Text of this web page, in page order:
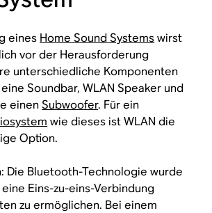
eines Home Sound Systemswirst
vor der Herausforderung
unterschiedliche Komponenten
Soundbar, WLAN Speaker und
einenSubwoofer. Für ein
wie dieses ist WLAN die
Option.
Die Bluetooth-Technologie wurde
Eins-zu-eins-Verbindung
zu ermöglichen. Bei einem